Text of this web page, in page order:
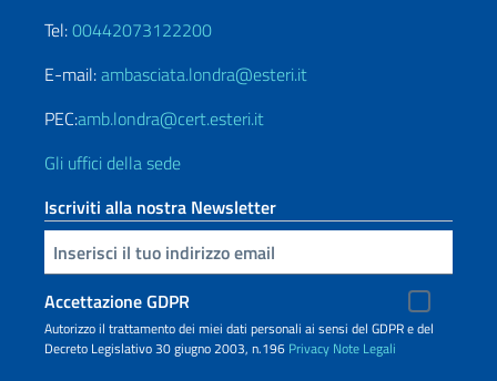
Tel:00442073122200
E-mail:ambasciata.londra@esteri.it
PEC:amb.londra@cert.esteri.it
Gli uffici della sede
Iscriviti alla nostra Newsletter
Inserisci la tua email
Accettazione GDPR
Autorizzo il trattamento dei miei dati personali ai sensi del GDPR e del
Decreto Legislativo 30 giugno 2003, n.196 Privacy Note Legali